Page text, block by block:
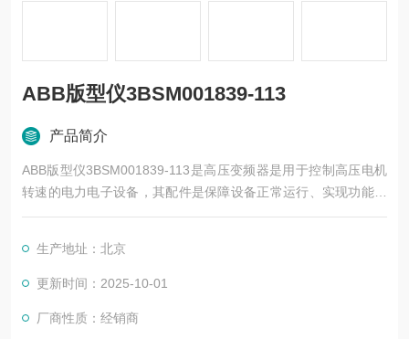
ABB版型仪3BSM001839-113
产品简介
ABB版型仪3BSM001839-113是高压变频器是用于控制高压电机
转速的电力电子设备，其配件是保障设备正常运行、实现功能扩
展及维护维修的重要组成部分。这些配件种类繁多，涵盖了功率
生产地址：北京
更新时间：2025-10-01
厂商性质：经销商